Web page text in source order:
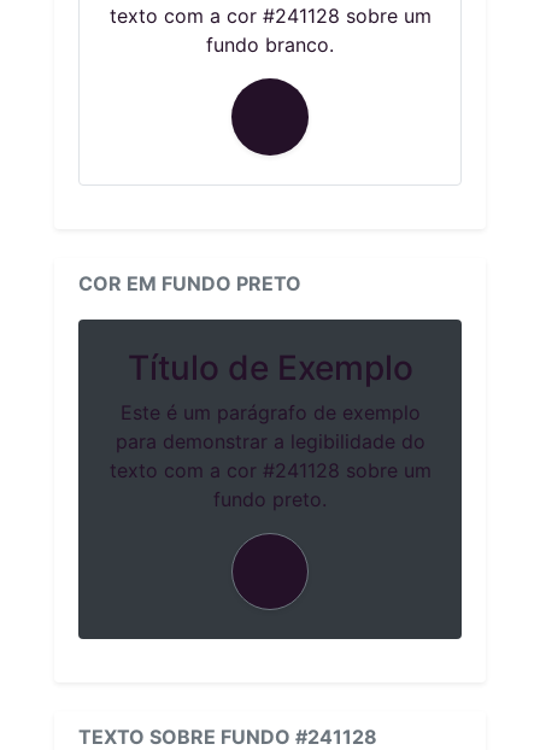
texto com a cor #241128 sobre um
fundo branco.
COR EM FUNDO PRETO
Título de Exemplo
Este é um parágrafo de exemplo
para demonstrar a legibilidade do
texto com a cor #241128 sobre um
fundo preto.
TEXTO SOBRE FUNDO #241128